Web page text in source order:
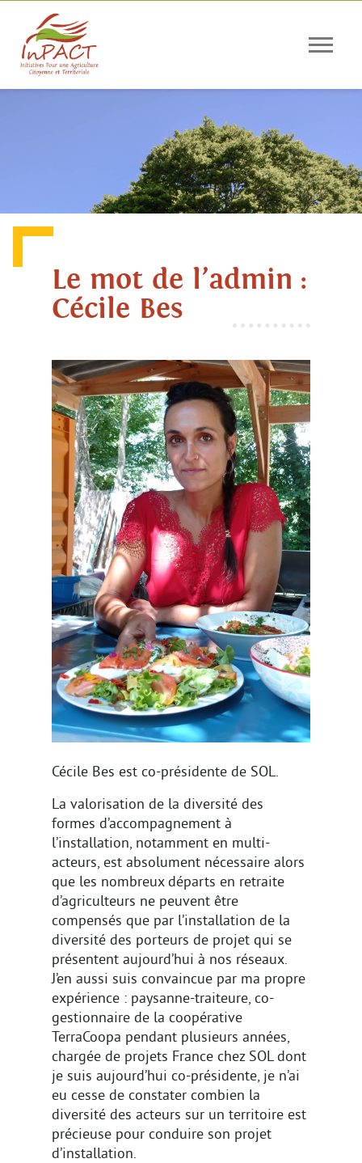
Le mot de l’admin :
Cécile Bes
Cécile Bes est co-présidente de SOL.
La valorisation de la diversité des
formes d’accompagnement à
l’installation, notamment en multi-
acteurs, est absolument nécessaire alors
que les nombreux départs en retraite
d’agriculteurs ne peuvent être
compensés que par l’installation de la
diversité des porteurs de projet qui se
présentent aujourd’hui à nos réseaux.
J’en aussi suis convaincue par ma propre
expérience : paysanne-traiteure, co-
gestionnaire de la coopérative
TerraCoopa pendant plusieurs années,
chargée de projets France chez SOL dont
je suis aujourd’hui co-présidente, je n’ai
eu cesse de constater combien la
diversité des acteurs sur un territoire est
précieuse pour conduire son projet
d’installation.
Panneau de gestion des cookies